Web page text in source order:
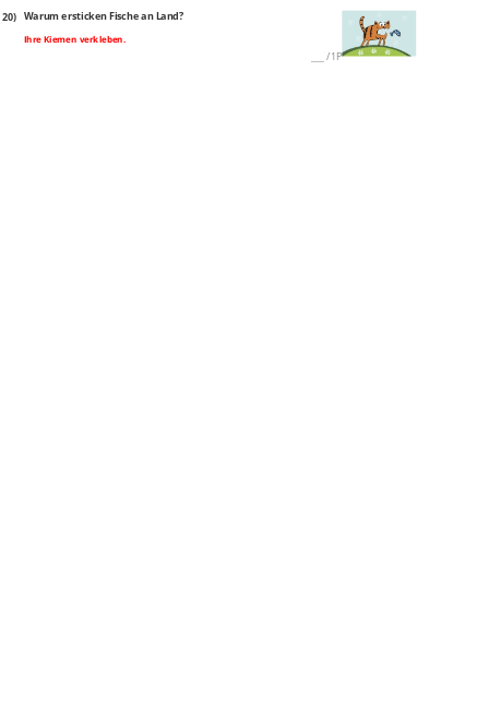
20) Warum ersticken Fische an Land?
Ihre Kiemen verkleben.
/1P